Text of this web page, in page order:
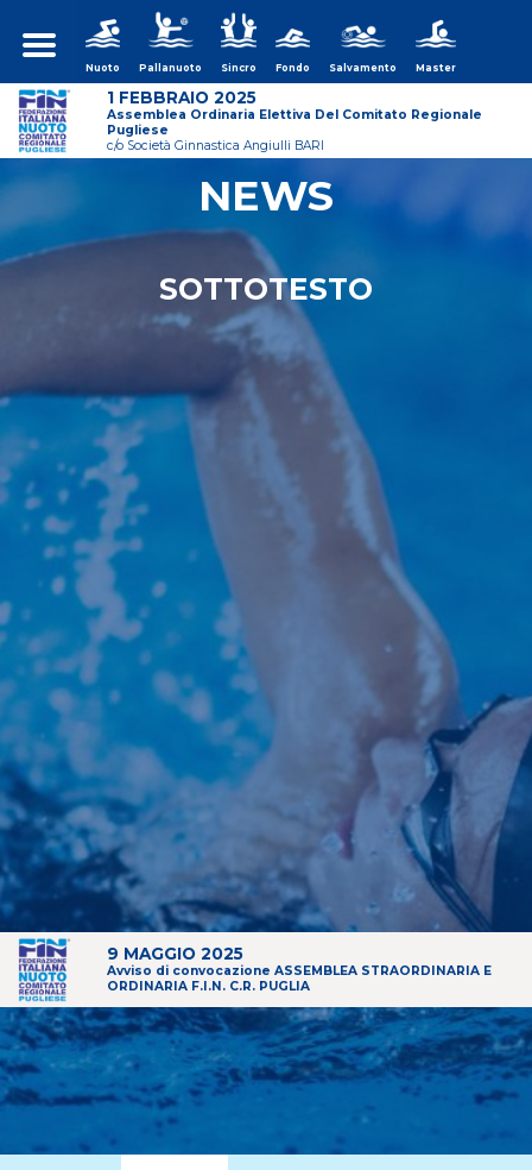
Nuoto Pallanuoto Sincro Fondo Salvamento Master
1 FEBBRAIO 2025
Assemblea Ordinaria Elettiva Del Comitato Regionale
Pugliese
c/o Società Ginnastica Angiulli BARI
9 MAGGIO 2025
Avviso di convocazione ASSEMBLEA STRAORDINARIA E
ORDINARIA F.I.N. C.R. PUGLIA
NEWS
SOTTOTESTO
assemblea-